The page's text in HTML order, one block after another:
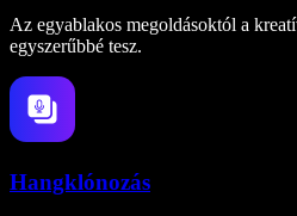
Az egyablakos megoldásoktól a
egyszerűbbé tesz.
Hangklónozás